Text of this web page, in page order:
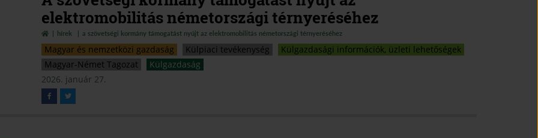
elektromobilitás németországi térnyeréséhez
hírek a szövetségi kormány támogatást nyújt az elektromobilitás németországi térnyeréséhez
Magyar és nemzetközi gazdaság Külpiaci tevékenység
Külgazdasági információk, üzleti lehetőségek
Magyar-Német Tagozat
Külgazdaság
2026. január 27.